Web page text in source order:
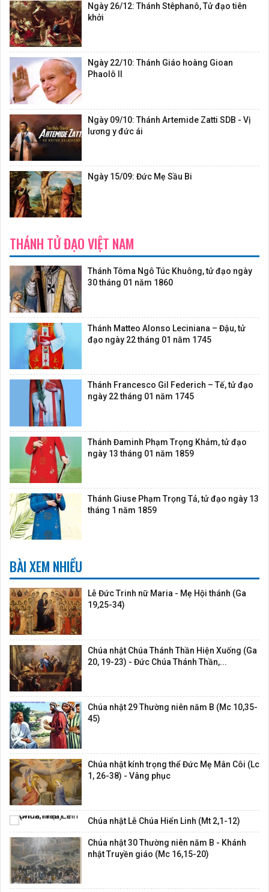
Ngày 26/12: Thánh Stêphanô, Tử đạo tiên
khởi
Ngày 22/10: Thánh Giáo hoàng Gioan
Phaolô II
Ngày 09/10: Thánh Artemide Zatti SDB - Vị
lương y đức ái
Ngày 15/09: Đức Mẹ Sầu Bi
THÁNH TỬ ĐẠO VIỆT NAM
Thánh Tôma Ngô Túc Khuông, tử đạo ngày
30 tháng 01 năm 1860
Thánh Matteo Alonso Leciniana – Đậu, tử
đạo ngày 22 tháng 01 năm 1745
Thánh Francesco Gil Federich – Tế, tử đạo
ngày 22 tháng 01 năm 1745
Thánh Đaminh Phạm Trọng Khảm, tử đạo
ngày 13 tháng 01 năm 1859
Thánh Giuse Phạm Trọng Tả, tử đạo ngày 13
tháng 1 năm 1859
BÀI XEM NHIỀU
Lễ Đức Trinh nữ Maria - Mẹ Hội thánh (Ga
19,25-34)
Chúa nhật Chúa Thánh Thần Hiện Xuống (Ga
20, 19-23) - Đức Chúa Thánh Thần,...
Chúa nhật 29 Thường niên năm B (Mc 10,35-
45)
Chúa nhật kính trọng thể Đức Mẹ Mân Côi (Lc
1, 26-38) - Vâng phục
Chúa nhật Lễ Chúa Hiển Linh (Mt 2,1-12)
Chúa nhật 30 Thường niên năm B - Khánh
nhật Truyền giáo (Mc 16,15-20)